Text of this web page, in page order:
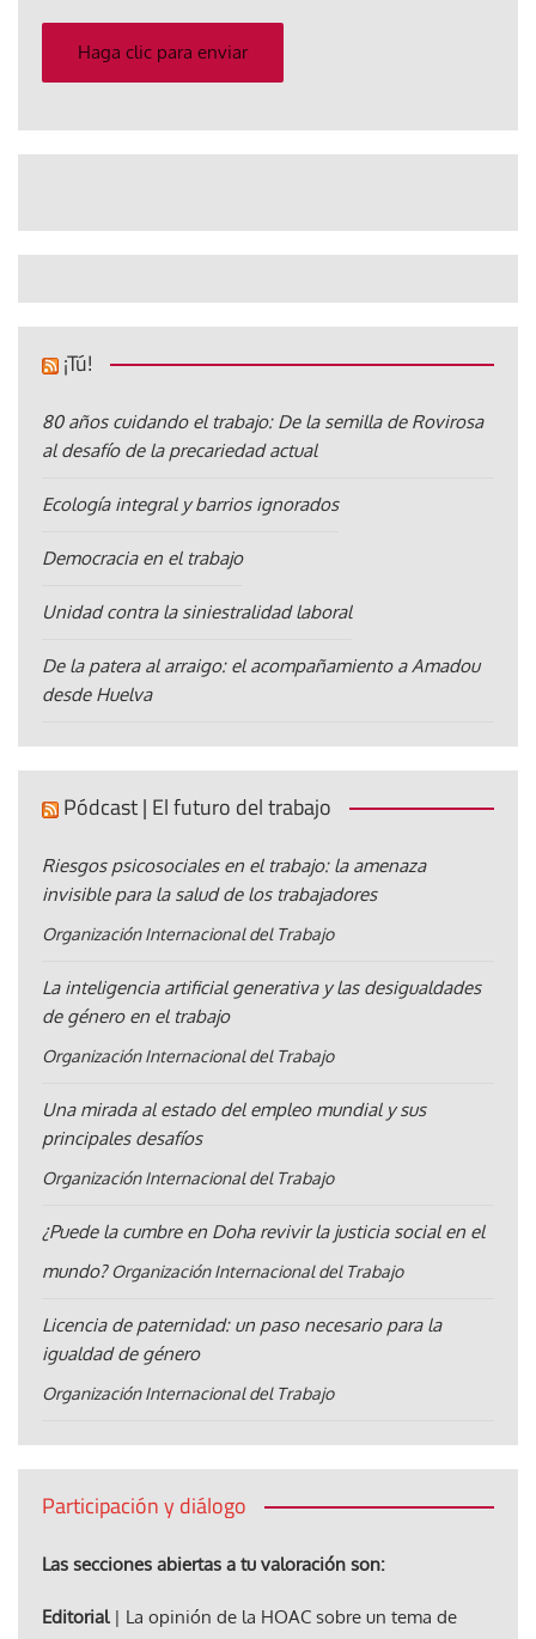
electrónico
Haga clic para enviar
¡Tú!
80 años cuidando el trabajo: De la semilla de Rovirosa
al desafío de la precariedad actual
Ecología integral y barrios ignorados
Democracia en el trabajo
Unidad contra la siniestralidad laboral
De la patera al arraigo: el acompañamiento a Amadou
desde Huelva
Pódcast | El futuro del trabajo
Riesgos psicosociales en el trabajo: la amenaza
invisible para la salud de los trabajadores
Organización Internacional del Trabajo
La inteligencia artificial generativa y las desigualdades
de género en el trabajo
Organización Internacional del Trabajo
Una mirada al estado del empleo mundial y sus
principales desafíos
Organización Internacional del Trabajo
¿Puede la cumbre en Doha revivir la justicia social en el
mundo? Organización Internacional del Trabajo
Licencia de paternidad: un paso necesario para la
igualdad de género
Organización Internacional del Trabajo
Participación y diálogo
Las secciones abiertas a tu valoración son:
Editorial| La opinión de la HOAC sobre un tema de